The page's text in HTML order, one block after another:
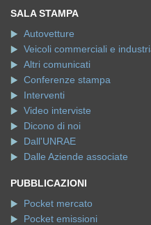
SALA STAMPA
Autovetture
Veicoli commerciali e
Altri comunicati
Conferenze stampa
Interventi
Video interviste
Dicono di noi
Dall'UNRAE
Dalle Aziende associate
PUBBLICAZIONI
Pocket mercato
Pocket emissioni